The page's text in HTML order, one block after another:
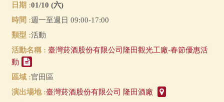
01/10 (六)
週一至週日 09:00-17:00
活動
臺灣菸酒股份有限公司隆田觀光工廠-春節優惠活
動
官田區
臺灣菸酒股份有限公司 隆田酒廠